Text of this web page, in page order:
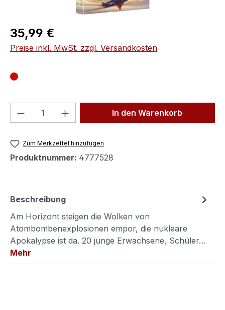
Regulärer Preis:
35,99 €
Preise inkl. MwSt. zzgl. Versandkosten
Produkt Anzahl: Gib denIn den Warenkorb
Zum Merkzettel hinzufügen
Produktnummer: 4777528
Beschreibung
Am Horizont steigen die Wolken von
Atombombenexplosionen empor, die nukleare
Apokalypse ist da. 20 junge Erwachsene, Schüler…
Mehr